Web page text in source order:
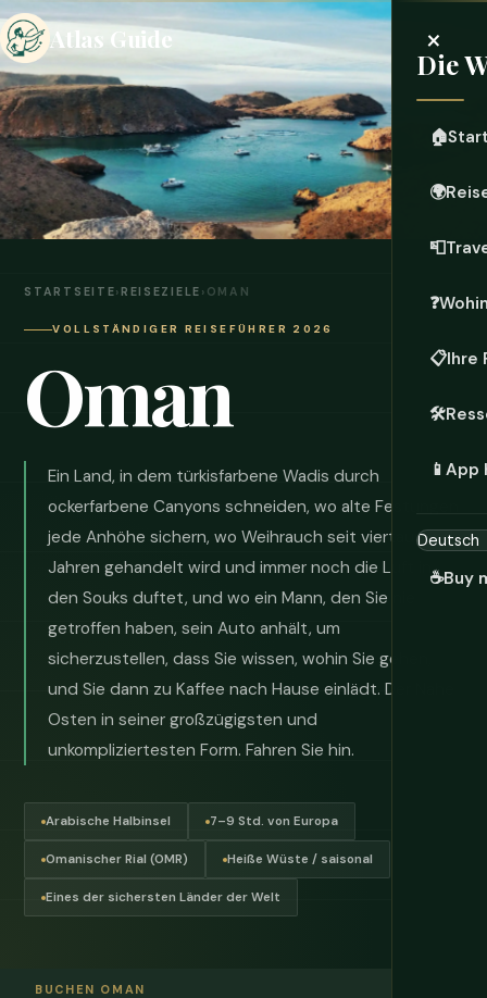
Atlas Guide ×
Die
🏠
🌍
📮
❓
📋Ihre
🛠️
📱 App
☕Buy
STARTSEITE›REISEZIELE › OMAN
VOLLSTÄNDIGER REISEFÜHRER 2026
Oman
Ein Land, in dem türkisfarbene Wadis durch
ockerfarbene Canyons schneiden, wo alte Festungen
jede Anhöhe sichern, wo Weihrauch seit viertausend
Jahren gehandelt wird und immer noch die Luft in
den Souks duftet, und wo ein Mann, den Sie nie
getroffen haben, sein Auto anhält, um
sicherzustellen, dass Sie wissen, wohin Sie gehen,
und Sie dann zu Kaffee nach Hause einlädt. Der Nahe
Osten in seiner großzügigsten und
unkompliziertesten Form. Fahren Sie hin.
Arabische Halbinsel 7–9 Std. von Europa
Omanischer Rial (OMR) Heiße Wüste / saisonal
Eines der sichersten Länder der Welt
BUCHEN OMAN